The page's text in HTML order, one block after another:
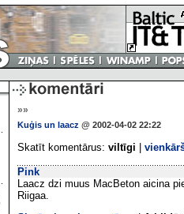
»»
Kuģis un laacz @ 2002-04-02 22:22
Skatīt komentārus: viltīgi
Pink
Laacz dzi muus MacBeton aicina
Riigaa.